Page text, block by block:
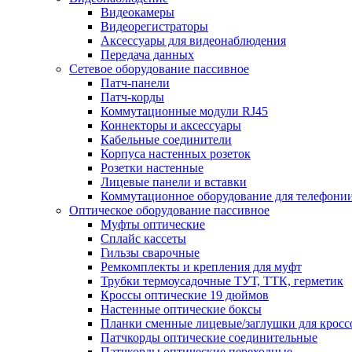
Видеокамеры
Видеорегистраторы
Аксессуары для видеонаблюдения
Передача данных
Сетевое оборудование пассивное
Патч-панели
Патч-корды
Коммутационные модули RJ45
Коннекторы и аксессуары
Кабельные соединители
Корпуса настенных розеток
Розетки настенные
Лицевые панели и вставки
Коммутационное оборудование для
Оптическое оборудование пассивное
Муфты оптические
Сплайс кассеты
Гильзы сварочные
Ремкомплекты и крепления для муфт
Трубки термоусадочные ТУТ, ТТК, герметик
Кроссы оптические 19 дюймов
Настенные оптические боксы
Планки сменные лицевые/заглушки для
Патчкорды оптические соединительные